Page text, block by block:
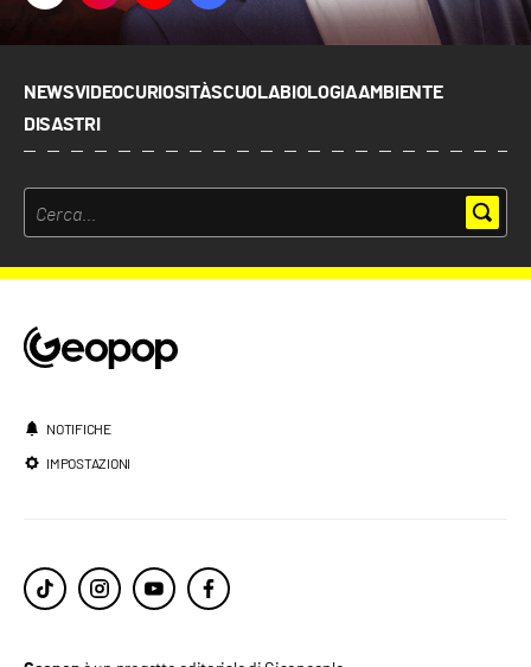
NEWSVIDEOCURIOSITÀSCUOLABIOLOGIAAMBIENTE
DISASTRI
NOTIFICHE
IMPOSTAZIONI